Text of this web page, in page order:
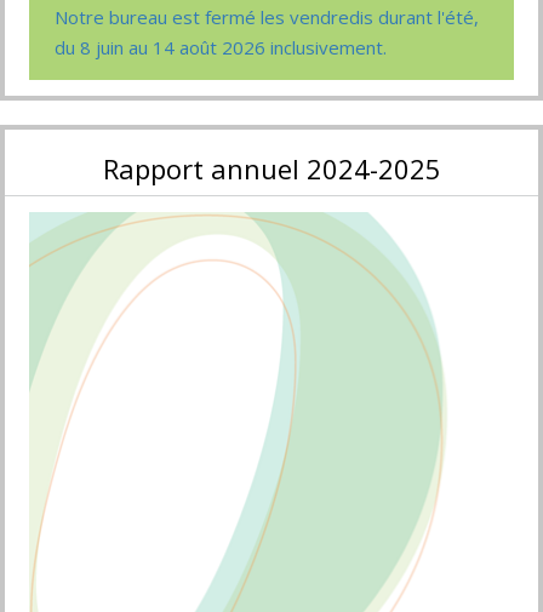
Notre bureau est fermé les vendredis durant l'été,
du 8 juin au 14 août 2026 inclusivement.
Rapport annuel 2024-2025